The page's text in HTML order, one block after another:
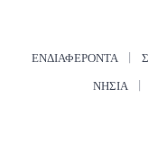
ΕΝΔΙΑΦΈΡΟΝΤΑ
ΝΗΣΙΆ